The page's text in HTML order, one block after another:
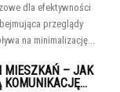
dla efektywności
przeglądy
na minimalizację...
MIESZKAŃ – JAK